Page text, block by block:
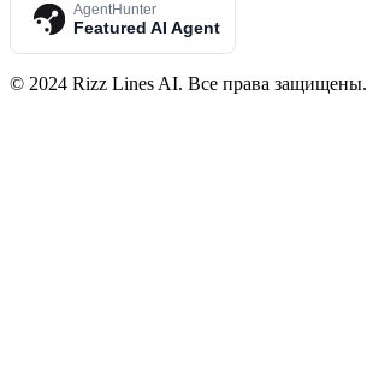
AgentHunter
Featured AI Agent
© 2024 Rizz Lines AI. Все права защищены.